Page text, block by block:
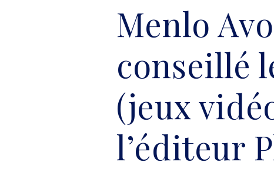
Menlo
conseillé
(jeux
l’éditeur